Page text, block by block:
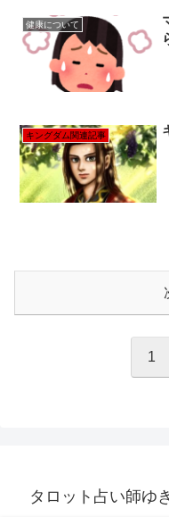
健康について
キングダム関連記事
1
タロット占い師ゆ